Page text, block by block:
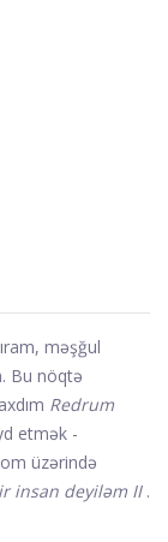
məşğul
Bu nöqtə
Redrum
etmək -
üzərində
insan deyiləm II.